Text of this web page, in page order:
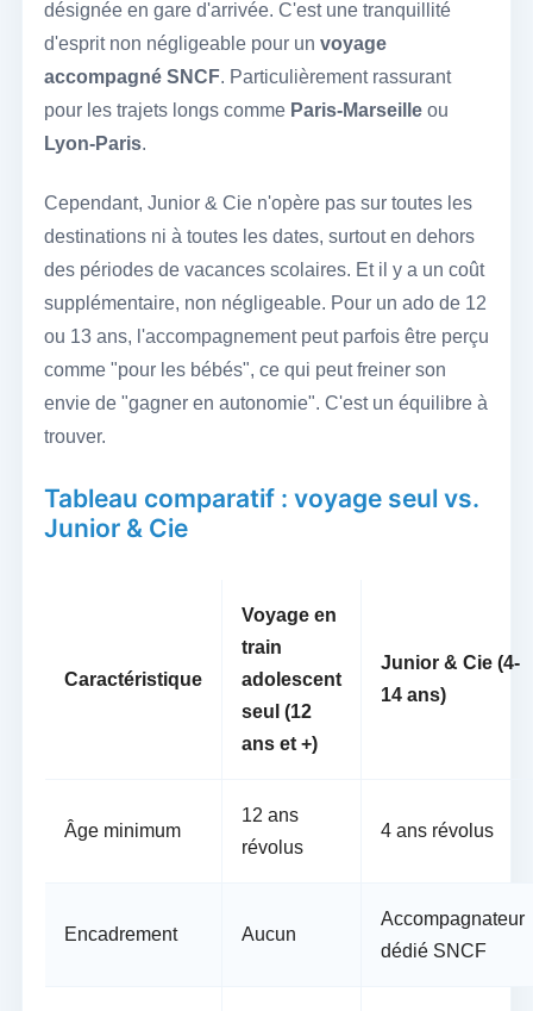
désignée en gare d'arrivée. C'est une tranquillité
d'esprit non négligeable pour un voyage
accompagné SNCF. Particulièrement rassurant
pour les trajets longs comme Paris-Marseilleou
Lyon-Paris.
Cependant, Junior & Cie n'opère pas sur toutes les
destinations ni à toutes les dates, surtout en dehors
des périodes de vacances scolaires. Et il y a un coût
supplémentaire, non négligeable. Pour un ado de 12
ou 13 ans, l'accompagnement peut parfois être perçu
comme "pour les bébés", ce qui peut freiner son
envie de "gagner en autonomie". C'est un équilibre à
trouver.
Tableau comparatif : voyage seul vs.
Junior & Cie
Caractéristique
Voyage en
train
adolescent
seul (12
ans et +)
Junior & Cie (4-
14 ans)
Âge minimum
12 ans
révolus
4 ans révolus
Encadrement Aucun
Accompagnateur
dédié SNCF